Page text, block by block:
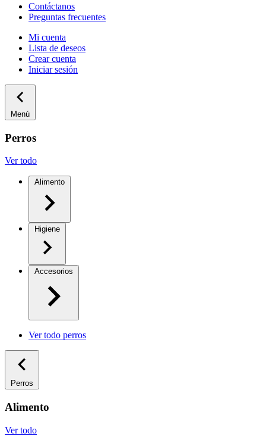
Contáctanos
Preguntas frecuentes
Mi cuenta
Lista de deseos
Crear cuenta
Iniciar sesión
Menú
Perros
Ver todo
Alimento
Higiene
Accesorios
Ver todo perros
Perros
Alimento
Ver todo